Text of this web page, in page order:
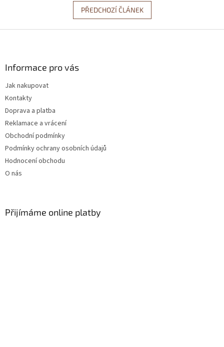
PŘEDCHOZÍ ČLÁNEK
Informace pro vás
Jak nakupovat
Kontakty
Doprava a platba
Reklamace a vrácení
Obchodní podmínky
Podmínky ochrany osobních údajů
Hodnocení obchodu
O nás
Přijímáme online platby